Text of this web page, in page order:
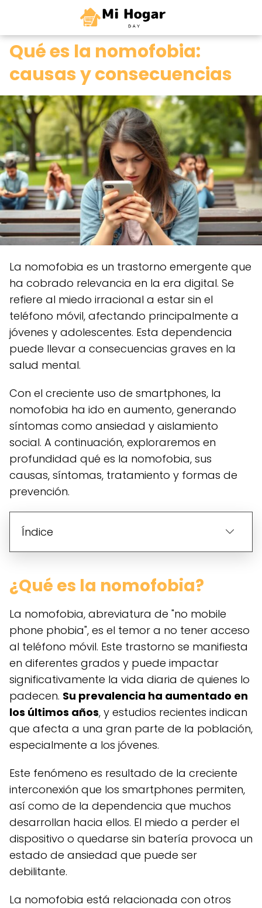
0
Qué es la nomofobia:
causas y consecuencias
La nomofobia es un trastorno emergente que
ha cobrado relevancia en la era digital. Se
refiere al miedo irracional a estar sin el
teléfono móvil, afectando principalmente a
jóvenes y adolescentes. Esta dependencia
puede llevar a consecuencias graves en la
salud mental.
Con el creciente uso de smartphones, la
nomofobia ha ido en aumento, generando
síntomas como ansiedad y aislamiento
social. A continuación, exploraremos en
profundidad qué es la nomofobia, sus
causas, síntomas, tratamiento y formas de
prevención.
Índice
¿Qué es la nomofobia?
La nomofobia, abreviatura de "no mobile
phone phobia", es el temor a no tener acceso
al teléfono móvil. Este trastorno se manifiesta
en diferentes grados y puede impactar
significativamente la vida diaria de quienes lo
padecen. Su prevalencia ha aumentado en
los últimos años, y estudios recientes indican
que afecta a una gran parte de la población,
especialmente a los jóvenes.
Este fenómeno es resultado de la creciente
interconexión que los smartphones permiten,
así como de la dependencia que muchos
desarrollan hacia ellos. El miedo a perder el
dispositivo o quedarse sin batería provoca un
estado de ansiedad que puede ser
debilitante.
La nomofobia está relacionada con otros